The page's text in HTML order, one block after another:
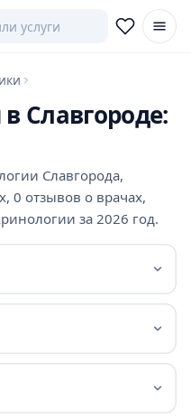
Славгороде:
Славгорода,
0 отзывов о врачах,
за 2026 год.